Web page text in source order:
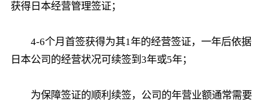
获得日本经营管理签证；
4-6个月首签获得为其1年的经营签证，一年后依据
日本公司的经营状况可续签到3年或5年；
为保障签证的顺利续签，公司的年营业额通常需要